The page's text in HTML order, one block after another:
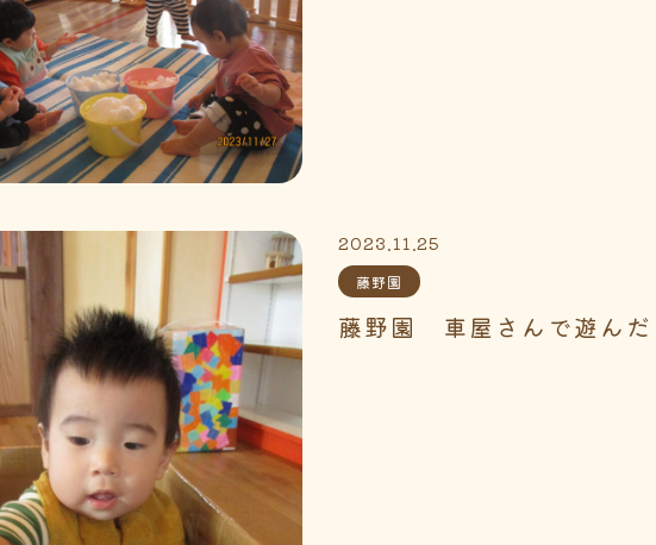
2023.11.25
藤野園
藤野園 車屋さんで遊ん